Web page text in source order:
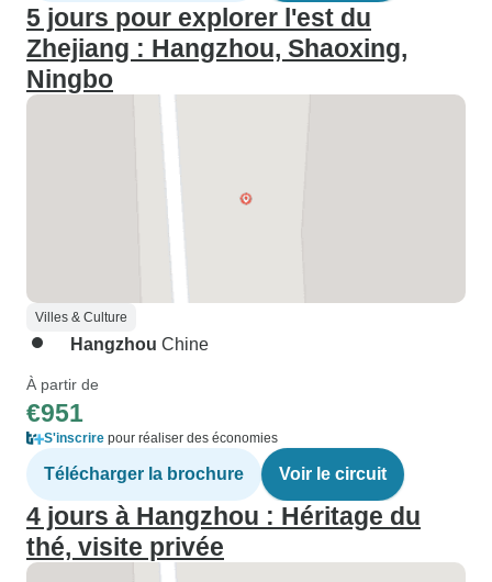
5 jours pour explorer l'est du
Zhejiang : Hangzhou, Shaoxing,
Ningbo
Villes & Culture
Hangzhou Chine
À partir de
€951
S'inscrire pour réaliser des économies
Télécharger la brochure Voir le circuit
4 jours à Hangzhou : Héritage du
thé, visite privée